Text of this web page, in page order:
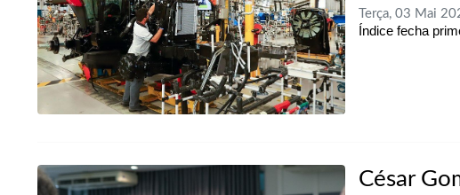
Terça, 03 Mai
Índice fecha
César